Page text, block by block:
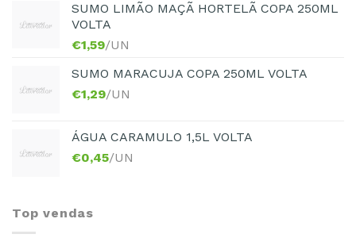
SUMO LIMÃO MAÇÃ HORTELÃ COPA 250ML
VOLTA
€1,59/UN
SUMO MARACUJA COPA 250ML VOLTA
€1,29/UN
ÁGUA CARAMULO 1,5L VOLTA
€0,45/UN
Top vendas